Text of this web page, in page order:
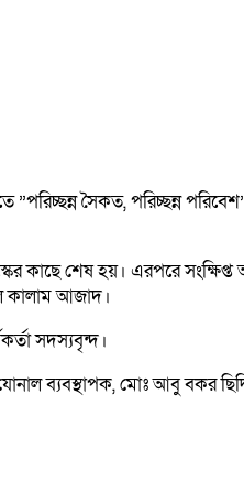
সৈকত, পরিচ্ছন্ন
কাছে শেষ হয়। এরপরে
কালাম আজাদ।
সদস্যবৃন্দ।
ব্যবস্থাপক, মোঃ আবু বকর